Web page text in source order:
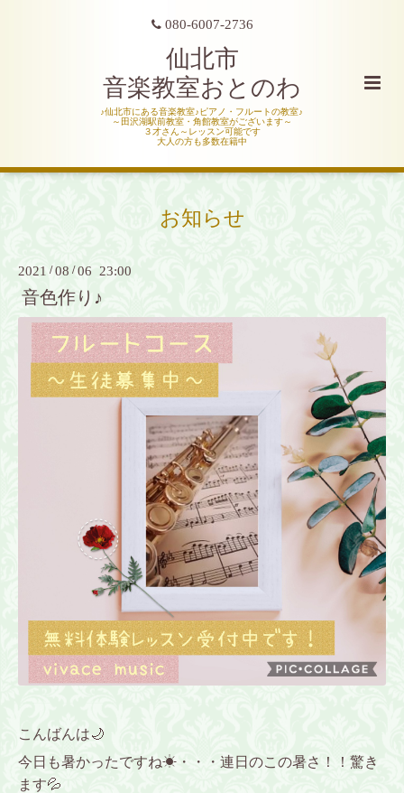
080-6007-2736
仙北市
音楽教室おとのわ
♪仙北市にある音楽教室♪ピアノ・フルートの教室♪
～田沢湖駅前教室・角館教室がございます～
３才さん～レッスン可能です
大人の方も多数在籍中
お知らせ
2021 /08 /06 23:00
音色作り♪
こんばんは🌙
今日も暑かったですね☀・・・連日のこの暑さ！！驚き
ます💦